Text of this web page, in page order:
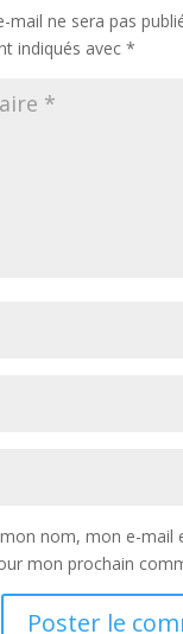
mail ne sera pas
indiqués avec *
nom, mon e-mail
mon prochain